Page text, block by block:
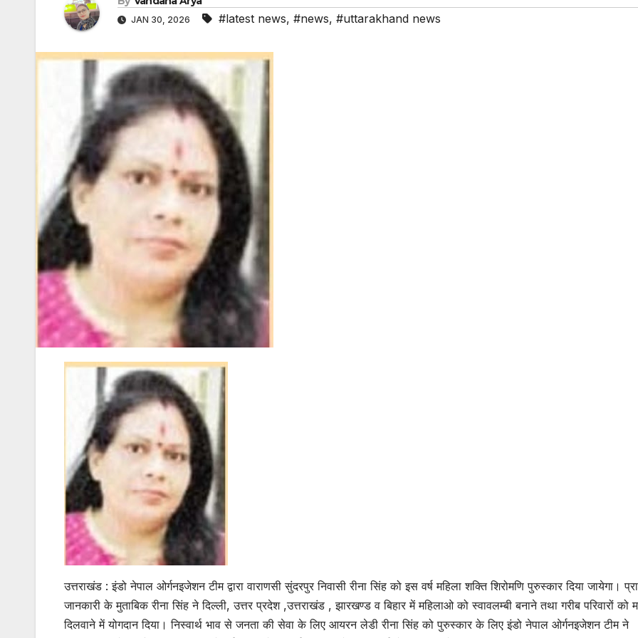
JAN 30, 2026 #latest news, #news, #uttarakhand news
उत्तराखंड : इंडो नेपाल ओर्गनइजेशन टीम द्वारा वाराणसी सुंदरपुर निवासी रीना सिंह को इस वर्ष महिला शक्ति शिरोमणि पुरुस्कार दिया जायेगा।
जानकारी के मुताबिक रीना सिंह ने दिल्ली, उत्तर प्रदेश ,उत्तराखंड , झारखण्ड व बिहार में महिलाओ को स्वावलम्बी बनाने तथा गरीब परिवारों को
दिलवाने में योगदान दिया। निस्वार्थ भाव से जनता की सेवा के लिए आयरन लेडी रीना सिंह को पुरुस्कार के लिए इंडो नेपाल ओर्गनइजेशन टीम ने